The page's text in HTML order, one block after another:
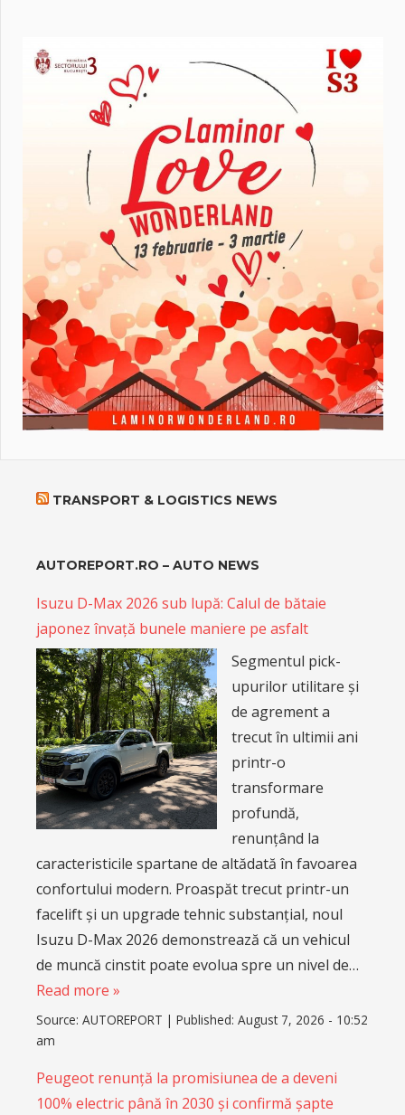
TRANSPORT & LOGISTICS NEWS
AUTOREPORT.RO – AUTO NEWS
Isuzu D-Max 2026 sub lupă: Calul de bătaie
japonez învață bunele maniere pe asfalt
Segmentul pick-
upurilor utilitare și
de agrement a
trecut în ultimii ani
printr-o
transformare
profundă,
renunțând la
caracteristicile spartane de altădată în favoarea
confortului modern. Proaspăt trecut printr-un
facelift și un upgrade tehnic substanțial, noul
Isuzu D-Max 2026 demonstrează că un vehicul
de muncă cinstit poate evolua spre un nivel de…
Read more »
Source: AUTOREPORT | Published: August 7, 2026 - 10:52
am
Peugeot renunță la promisiunea de a deveni
100% electric până în 2030 și confirmă șapte